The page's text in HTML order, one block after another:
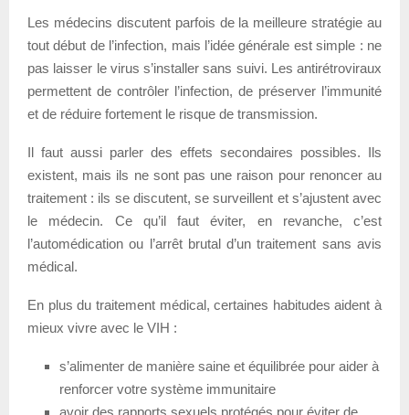
Les médecins discutent parfois de la meilleure stratégie au
tout début de l’infection, mais l’idée générale est simple : ne
pas laisser le virus s’installer sans suivi. Les antirétroviraux
permettent de contrôler l’infection, de préserver l’immunité
et de réduire fortement le risque de transmission.
Il faut aussi parler des effets secondaires possibles. Ils
existent, mais ils ne sont pas une raison pour renoncer au
traitement : ils se discutent, se surveillent et s’ajustent avec
le médecin. Ce qu’il faut éviter, en revanche, c’est
l’automédication ou l’arrêt brutal d’un traitement sans avis
médical.
En plus du traitement médical, certaines habitudes aident à
mieux vivre avec le VIH :
s’alimenter de manière saine et équilibrée pour aider à
renforcer votre système immunitaire
avoir des rapports sexuels protégés pour éviter de